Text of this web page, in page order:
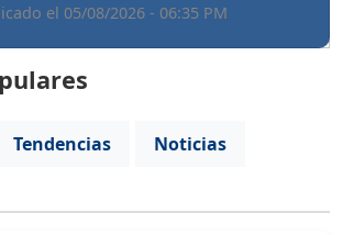
el 05/08/2026 - 06:35 PM
Tendencias
Noticias